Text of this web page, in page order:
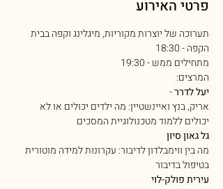
פרטי האירוע
תערוכה של יוצרות מקוריות, מיגלינג וקפה בבית
הקפה - 18:30
מתחילים ממש - 19:30
המרצים:
יעל לדרר -
אריק, בנץ ואיינשטיין: מה ילדים יכולים או לא
יכולים ללמוד מטכנולוגיית המסכים
גל גאון סיון
מה בין ווימבלדון לדיבור: עקרונות למידה מוטורית
בטיפול בדיבור
עירית פולק-לוי